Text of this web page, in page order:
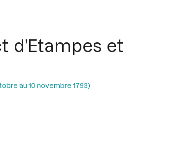
d’Etampes et
au 10 novembre 1793)